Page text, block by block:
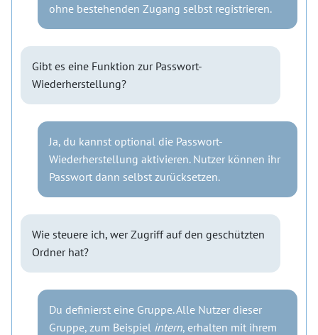
ohne bestehenden Zugang selbst registrieren.
Gibt es eine Funktion zur Passwort-
Wiederherstellung?
Ja, du kannst optional die Passwort-
Wiederherstellung aktivieren. Nutzer können ihr
Passwort dann selbst zurücksetzen.
Wie steuere ich, wer Zugriff auf den geschützten
Ordner hat?
Du definierst eine Gruppe. Alle Nutzer dieser
Gruppe, zum Beispiel intern, erhalten mit ihrem